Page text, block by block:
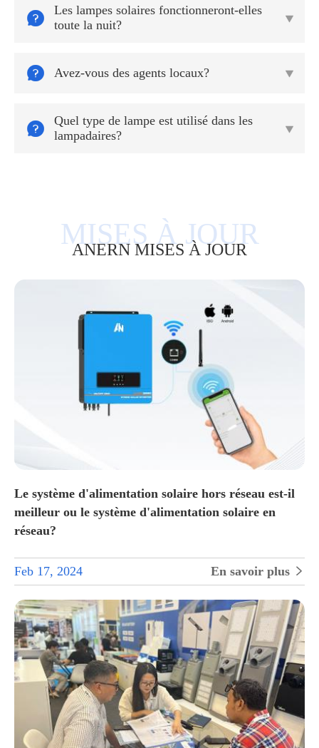

Les lampes solaires fonctionneront-elles
toute la nuit?

 Avez-vous des agents locaux? 

Quel type de lampe est utilisé dans les
lampadaires?

ANERN MISES À JOUR
Le système d'alimentation solaire hors réseau est-il
meilleur ou le système d'alimentation solaire en
réseau?
Feb 17, 2024 En savoir plus 